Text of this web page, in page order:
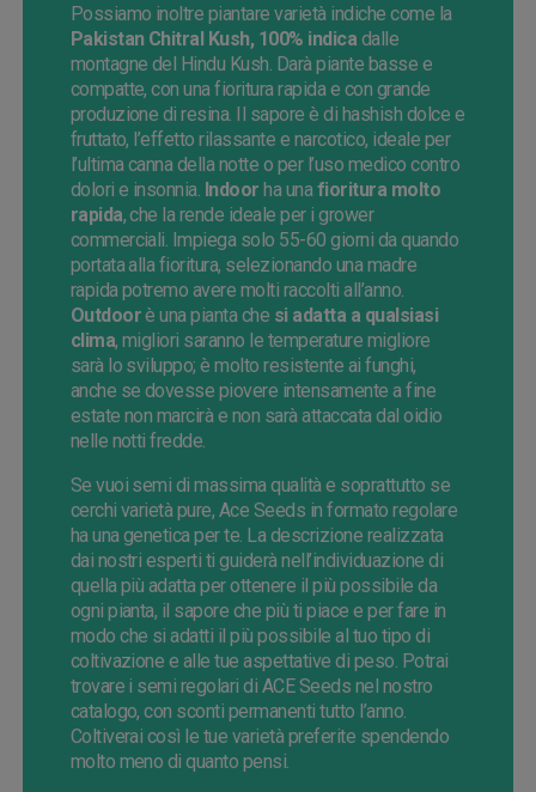
Possiamo inoltre piantare varietà indiche come la
Pakistan Chitral Kush, 100% indica dalle
montagne del Hindu Kush. Darà piante basse e
compatte, con una fioritura rapida e con grande
produzione di resina. Il sapore è di hashish dolce e
fruttato, l’effetto rilassante e narcotico, ideale per
l’ultima canna della notte o per l’uso medico contro
dolori e insonnia. Indoor ha unafioritura molto
rapida, che la rende ideale per i grower
commerciali. Impiega solo 55-60 giorni da quando
portata alla fioritura, selezionando una madre
rapida potremo avere molti raccolti all’anno.
Outdoorè una pianta che si adatta a qualsiasi
clima, migliori saranno le temperature migliore
sarà lo sviluppo; è molto resistente ai funghi,
anche se dovesse piovere intensamente a fine
estate non marcirà e non sarà attaccata dal oidio
nelle notti fredde.
Se vuoi semi di massima qualità e soprattutto se
cerchi varietà pure, Ace Seeds in formato regolare
ha una genetica per te. La descrizione realizzata
dai nostri esperti ti guiderà nell’individuazione di
quella più adatta per ottenere il più possibile da
ogni pianta, il sapore che più ti piace e per fare in
modo che si adatti il più possibile al tuo tipo di
coltivazione e alle tue aspettative di peso. Potrai
trovare i semi regolari di ACE Seeds nel nostro
catalogo, con sconti permanenti tutto l’anno.
Coltiverai così le tue varietà preferite spendendo
molto meno di quanto pensi.